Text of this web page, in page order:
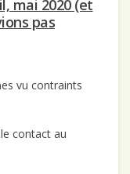
mai 2020 (et
pas
vu contraints
contact au